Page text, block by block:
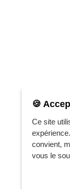
🍪
Ce site
convient,
vous le